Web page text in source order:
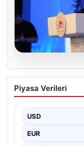
07.08.2026
Bakan
sorumluluktur
Kurum, Hatay’da
Piyasa Verileri
USD
EUR